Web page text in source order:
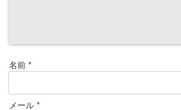
名前 *
メール *